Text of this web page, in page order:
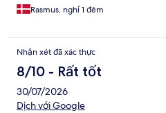
Rasmus, nghỉ 1 đêm
Nhận xét đã xác thực
8/10 - Rất tốt
30/07/2026
Dịch với Google